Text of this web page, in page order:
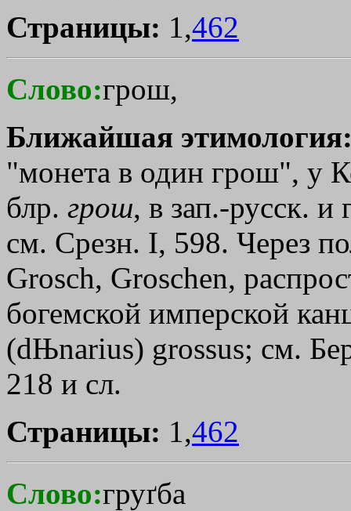
Страницы: 1,462
Слово:грош,
Ближайшая
"монета в один грош", у
блр. грош, в зап.-русск. и
см. Срезн. I, 598. Через
Grosch, Groschen,
богемской имперской
(dЊnarius) grossus; см.
218 и сл.
Страницы: 1,462
Слово:груґба